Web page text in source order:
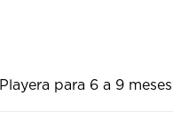
Playera para 6 a 9 meses